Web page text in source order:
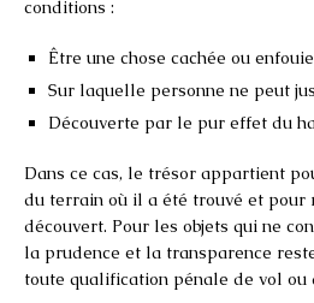
conditions :
Être une chose cachée ou enfouie
Sur laquelle personne ne peut
Découverte par le pur effet du
Dans ce cas, le trésor appartient
du terrain où il a été trouvé et pour
découvert. Pour les objets qui ne
la prudence et la transparence
toute qualification pénale de vol ou